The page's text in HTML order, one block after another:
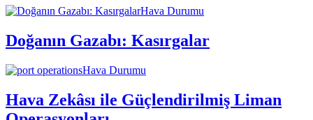
Hava Durumu
Doğanın Gazabı: Kasırgalar
Hava Durumu
Hava Zekâsı ile Güçlendirilmiş Liman